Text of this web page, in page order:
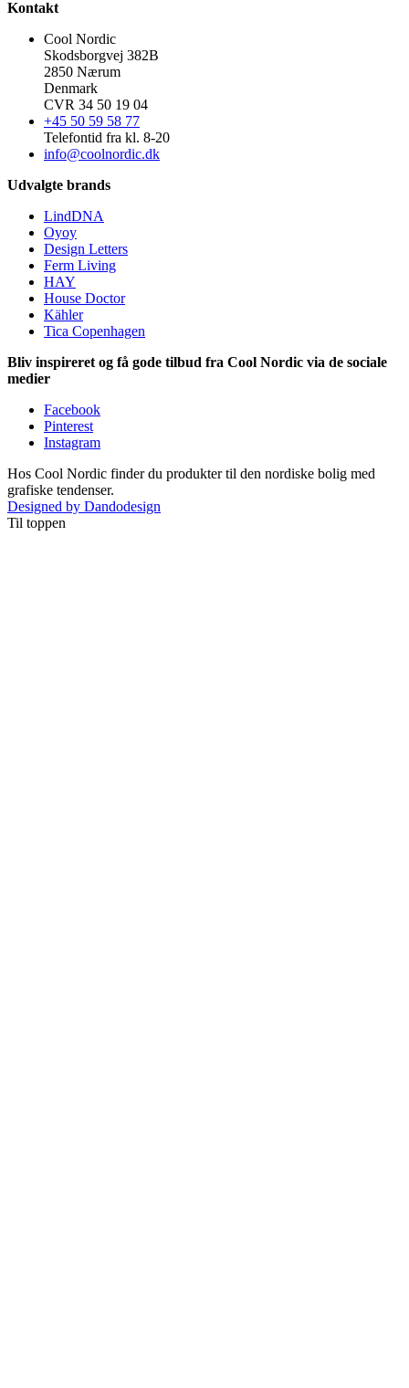
Kontakt
Cool Nordic
Skodsborgvej 382B
2850 Nærum
Denmark
CVR 34 50 19 04
+45 50 59 58 77
Telefontid fra kl. 8-20
info@coolnordic.dk
Udvalgte brands
LindDNA
Oyoy
Design Letters
Ferm Living
HAY
House Doctor
Kähler
Tica Copenhagen
Bliv inspireret og få gode tilbud fra Cool Nordic via de sociale
medier
Facebook
Pinterest
Instagram
Hos Cool Nordic finder du produkter til den nordiske bolig med
grafiske tendenser.
Designed by Dandodesign
Til toppen